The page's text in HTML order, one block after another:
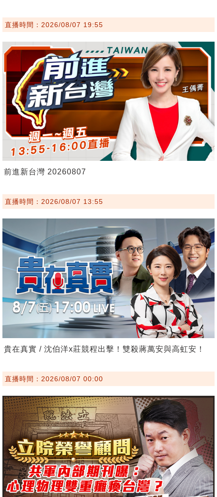
直播時間：2026/08/07 19:55
前進新台灣 20260807
直播時間：2026/08/07 13:55
貴在真實 / 沈伯洋x莊競程出擊！雙殺蔣萬安與高虹安！
直播時間：2026/08/07 00:00